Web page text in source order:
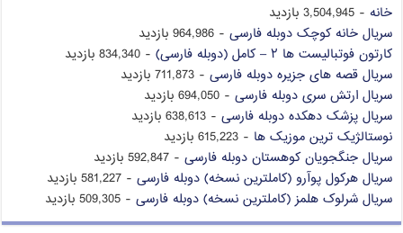
خانه - 3,504,945 بازدید
سریال خانه کوچک دوبله فارسی - 964,986 بازدید
کارتون فوتبالیست ها ۲ – کامل (دوبله فارسی)
- 834,340 بازدید
سریال قصه های جزیره دوبله فارسی - 711,873 بازدید
سریال ارتش سری دوبله فارسی - 694,050 بازدید
سریال پزشک دهکده دوبله فارسی - 638,613 بازدید
نوستالژیک ترین موزیک ها - 615,223 بازدید
سریال جنگجویان کوهستان دوبله فارسی - 592,847 بازدید
سریال هرکول پوآرو (کاملترین نسخه) دوبله فارسی - 581,227 بازدید
سریال شرلوک هلمز (کاملترین نسخه) دوبله فارسی - 509,305 بازدید